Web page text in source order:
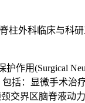
柱外科临床与科
用(Surgical
括：显微手术
界区脑脊液动